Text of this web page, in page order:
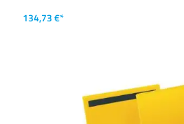
134,73 €*